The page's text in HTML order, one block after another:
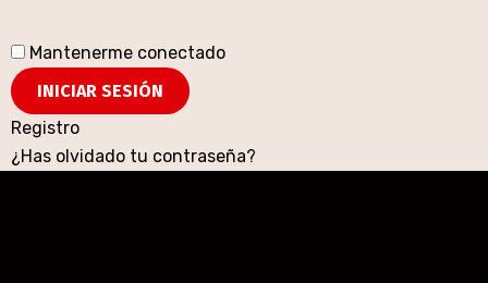
Mantenerme conectado
Registro
¿Has olvidado tu contraseña?